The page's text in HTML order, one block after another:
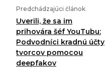
Predchádzajúci článok
Uverili, že sa im
prihovára šéf YouTubu:
Podvodníci kradnú účty
tvorcov pomocou
deepfakov